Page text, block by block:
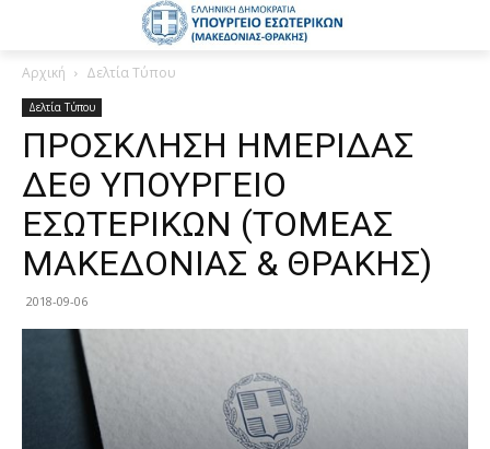
Αρχική Δελτία Τύπου
Δελτία Τύπου
ΠΡΟΣΚΛΗΣΗ ΗΜΕΡΙΔΑΣ
ΔΕΘ ΥΠΟΥΡΓΕΙΟ
ΕΣΩΤΕΡΙΚΩΝ (ΤΟΜΕΑΣ
ΜΑΚΕΔΟΝΙΑΣ & ΘΡΑΚΗΣ)
2018-09-06